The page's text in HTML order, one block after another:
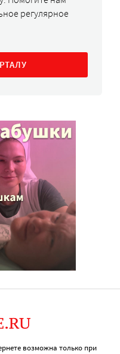
регулярное
возможна только при